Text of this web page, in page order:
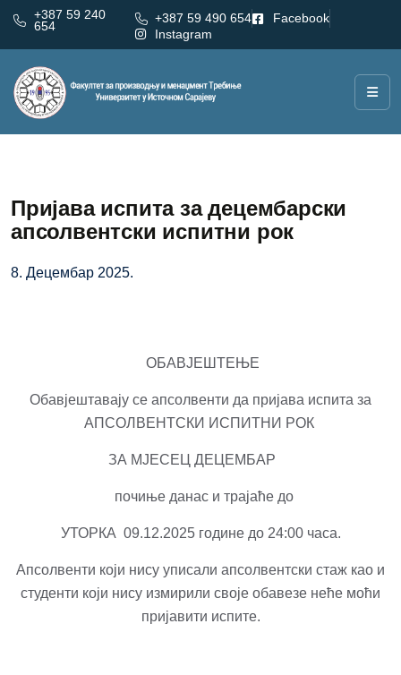
+387 59 240
654
+387 59 490 654
Facebook
Instagram
Пријава испита за децембарски
апсолвентски испитни рок
8. Децембар 2025.
ОБАВЈЕШТЕЊЕ
Обавјештавају се апсолвенти да пријава испита за
АПСОЛВЕНТСКИ ИСПИТНИ РОК
ЗА МЈЕСЕЦ ДЕЦЕМБАР
почиње данас и трајаће до
УТОРКА 09.12.2025 године до 24:00 часа.
Апсолвенти који нису уписали апсолвентски стаж као и
студенти који нису измирили своје обавезе неће моћи
пријавити испите.